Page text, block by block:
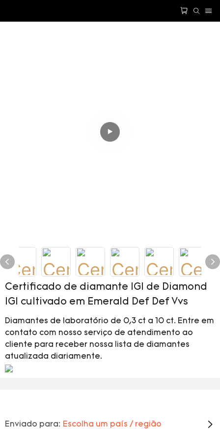
Certificado de diamante IGI de Diamond
IGI cultivado em Emerald Def Def Vvs
Diamantes de laboratório de 0,3 ct a 10 ct. Entre em
contato com nosso serviço de atendimento ao
cliente para receber nossa lista de diamantes
atualizada diariamente.
Enviado para: Escolha um país / região